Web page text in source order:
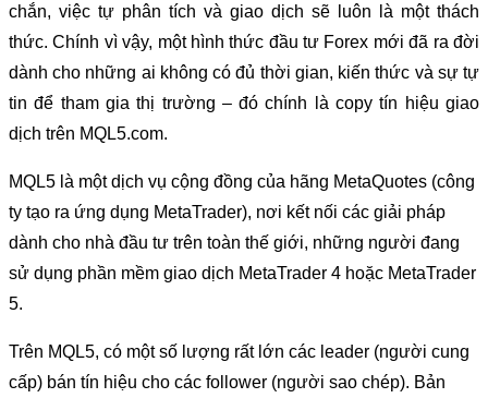
chắn, việc tự phân tích và giao dịch sẽ luôn là một thách
thức. Chính vì vậy, một hình thức đầu tư Forex mới đã ra đời
dành cho những ai không có đủ thời gian, kiến thức và sự tự
tin để tham gia thị trường – đó chính là copy tín hiệu giao
dịch trên MQL5.com.
MQL5 là một dịch vụ cộng đồng của hãng MetaQuotes (công
ty tạo ra ứng dụng MetaTrader), nơi kết nối các giải pháp
dành cho nhà đầu tư trên toàn thế giới, những người đang
sử dụng phần mềm giao dịch MetaTrader 4 hoặc MetaTrader
5.
Trên MQL5, có một số lượng rất lớn các leader (người cung
cấp) bán tín hiệu cho các follower (người sao chép). Bản